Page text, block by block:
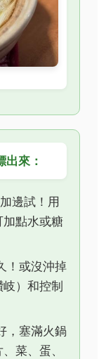
來：
邊試！用
點水或糖
！或沒沖掉
）和控制
，塞滿火鍋
菜、蛋、